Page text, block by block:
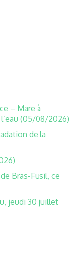
– Mare à
(05/08/2026)
de la
Bras-Fusil, ce
jeudi 30 juillet